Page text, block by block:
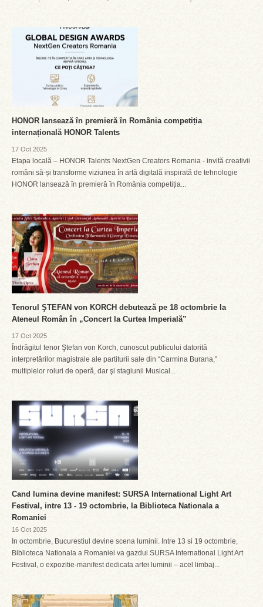
HONOR lansează în premieră în România competiția
internațională HONOR Talents
17 Oct 2025
Etapa locală – HONOR Talents NextGen Creators Romania - invită creativii
români să-și transforme viziunea în artă digitală inspirată de tehnologie
HONOR lansează în premieră în România competiția...
Tenorul ŞTEFAN von KORCH debutează pe 18 octombrie la
Ateneul Român în „Concert la Curtea Imperială”
17 Oct 2025
Îndrăgitul tenor Ştefan von Korch, cunoscut publicului datorită
interpretărilor magistrale ale partiturii sale din “Carmina Burana,”
multiplelor roluri de operă, dar şi stagiunii Musical...
Cand lumina devine manifest: SURSA International Light Art
Festival, intre 13 - 19 octombrie, la Biblioteca Nationala a
Romaniei
16 Oct 2025
In octombrie, Bucurestiul devine scena luminii. Intre 13 si 19 octombrie,
Biblioteca Nationala a Romaniei va gazdui SURSA International Light Art
Festival, o expozitie-manifest dedicata artei luminii – acel limbaj...